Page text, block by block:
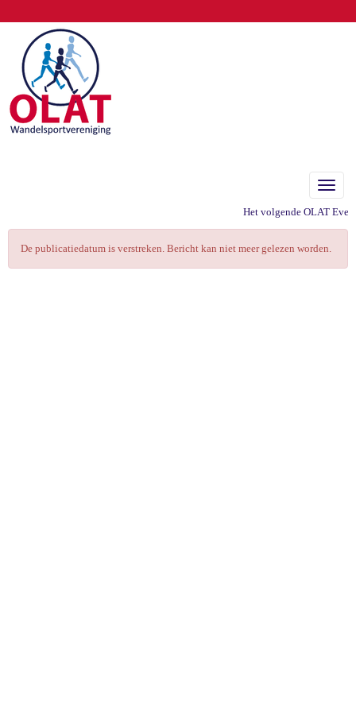
Het volgende OLAT
De publicatiedatum is verstreken. Bericht kan niet meer gelezen worden.